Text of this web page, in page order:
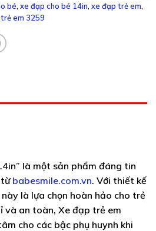
bé xe đạp cho bé 14in xe đạp trẻ em
em 3259
là một sản phẩm đáng tin
từ babesmile.com.vn. Với thiết kế
là lựa chọn hoàn hảo cho trẻ
và an toàn, Xe đạp trẻ em
cho các bậc phụ huynh khi